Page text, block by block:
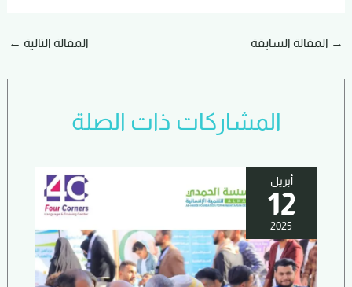
→ المقالة السابقة المقالة التالية ←
المشاركات ذات الصلة
أبريل
12
2025